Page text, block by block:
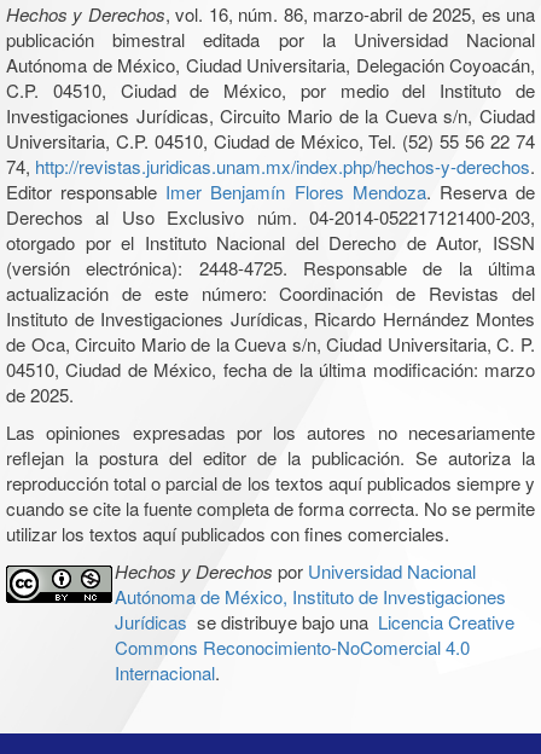
Hechos y Derechos, vol. 16, núm. 86, marzo-abril de 2025, es una
publicación bimestral editada por la Universidad Nacional
Autónoma de México, Ciudad Universitaria, Delegación Coyoacán,
C.P. 04510, Ciudad de México, por medio del Instituto de
Investigaciones Jurídicas, Circuito Mario de la Cueva s/n, Ciudad
Universitaria, C.P. 04510, Ciudad de México, Tel. (52) 55 56 22 74
74, http://revistas.juridicas.unam.mx/index.php/hechos-y-derechos.
Editor responsable Imer Benjamín Flores Mendoza. Reserva de
Derechos al Uso Exclusivo núm. 04-2014-052217121400-203,
otorgado por el Instituto Nacional del Derecho de Autor, ISSN
(versión electrónica): 2448-4725. Responsable de la última
actualización de este número: Coordinación de Revistas del
Instituto de Investigaciones Jurídicas, Ricardo Hernández Montes
de Oca, Circuito Mario de la Cueva s/n, Ciudad Universitaria, C. P.
04510, Ciudad de México, fecha de la última modificación: marzo
de 2025.
Las opiniones expresadas por los autores no necesariamente
reflejan la postura del editor de la publicación. Se autoriza la
reproducción total o parcial de los textos aquí publicados siempre y
cuando se cite la fuente completa de forma correcta. No se permite
utilizar los textos aquí publicados con fines comerciales.
Hechos y Derechos por Universidad Nacional
Autónoma de México, Instituto de Investigaciones
Jurídicas se distribuye bajo una Licencia Creative
Commons Reconocimiento-NoComercial 4.0
Internacional.